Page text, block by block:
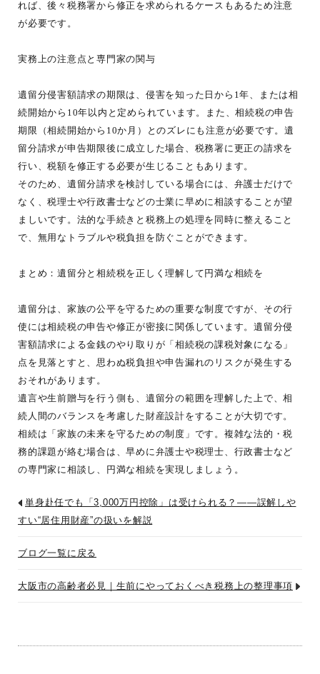
れば、後々税務署から修正を求められるケースもあるため注意
が必要です。
実務上の注意点と専門家の関与
遺留分侵害額請求の期限は、侵害を知った日から1年、または相
続開始から10年以内と定められています。また、相続税の申告
期限（相続開始から10か月）とのズレにも注意が必要です。遺
留分請求が申告期限後に成立した場合、税務署に更正の請求を
行い、税額を修正する必要が生じることもあります。
そのため、遺留分請求を検討している場合には、弁護士だけで
なく、税理士や行政書士などの士業に早めに相談することが望
ましいです。法的な手続きと税務上の処理を同時に整えること
で、無用なトラブルや税負担を防ぐことができます。
まとめ：遺留分と相続税を正しく理解して円満な相続を
遺留分は、家族の公平を守るための重要な制度ですが、その行
使には相続税の申告や修正が密接に関係しています。遺留分侵
害額請求による金銭のやり取りが「相続税の課税対象になる」
点を見落とすと、思わぬ税負担や申告漏れのリスクが発生する
おそれがあります。
遺言や生前贈与を行う側も、遺留分の範囲を理解した上で、相
続人間のバランスを考慮した財産設計をすることが大切です。
相続は「家族の未来を守るための制度」です。複雑な法的・税
務的課題が絡む場合は、早めに弁護士や税理士、行政書士など
の専門家に相談し、円満な相続を実現しましょう。
単身赴任でも「3,000万円控除」は受けられる？——誤解しや
すい“居住用財産”の扱いを解説
ブログ一覧に戻る
大阪市の高齢者必見｜生前にやっておくべき税務上の整理事項